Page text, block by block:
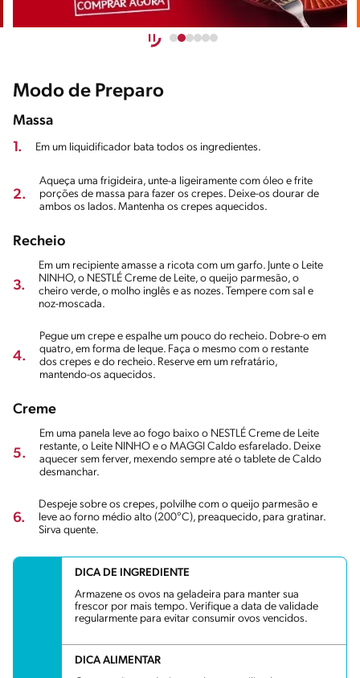
Modo de Preparo
Massa
1.
Em um liquidificador bata todos os ingredientes.
2.
Aqueça uma frigideira, unte-a ligeiramente com óleo e frite
porções de massa para fazer os crepes. Deixe-os dourar de
ambos os lados. Mantenha os crepes aquecidos.
Recheio
3.
Em um recipiente amasse a ricota com um garfo. Junte o Leite
NINHO, o NESTLÉ Creme de Leite, o queijo parmesão, o
cheiro verde, o molho inglês e as nozes. Tempere com sal e
noz-moscada.
4.
Pegue um crepe e espalhe um pouco do recheio. Dobre-o em
quatro, em forma de leque. Faça o mesmo com o restante
dos crepes e do recheio. Reserve em um refratário,
mantendo-os aquecidos.
Creme
5.
Em uma panela leve ao fogo baixo o NESTLÉ Creme de Leite
restante, o Leite NINHO e o MAGGI Caldo esfarelado. Deixe
aquecer sem ferver, mexendo sempre até o tablete de Caldo
desmanchar.
6.
Despeje sobre os crepes, polvilhe com o queijo parmesão e
leve ao forno médio alto (200°C), preaquecido, para gratinar.
Sirva quente.
DICA DE INGREDIENTE
Armazene os ovos na geladeira para manter sua
frescor por mais tempo. Verifique a data de validade
regularmente para evitar consumir ovos vencidos.
DICA ALIMENTAR